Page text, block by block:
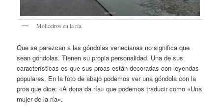
Moliceiros en la ría.
Que se parezcan a las góndolas venecianas no significa que
sean góndolas. Tienen su propia personalidad. Una de sus
características es que sus proas están decoradas con leyendas
populares. En la foto de abajo podemos ver una góndola con la
proa que dice: «A dona da ría» que podemos traducir como «Una
mujer de la ría».